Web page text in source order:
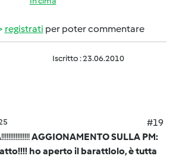
registrati per poter commentare
Iscritto : 23.06.2010
#19
AGGIONAMENTO SULLA PM:
ho aperto il barattlolo, è tutta